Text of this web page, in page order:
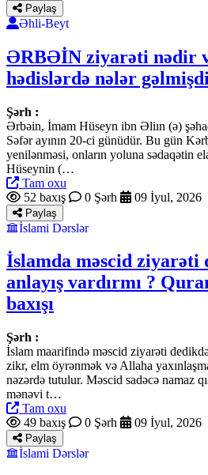
Paylaş
Əhli-Beyt
ƏRBƏİN ziyarəti nədir
hədislərdə nələr
Şərh :
Ərbəin, İmam Hüseyn ibn Əliın (ə)
Səfər ayının 20-ci günüdür. Bu gün
yenilənməsi, onların yoluna sədaqətin
Hüseynin (…
Tam oxu
52 baxış
0 Şərh 09 İyul, 2026
Paylaş
İslami Dərslər
İslamda məscid ziyarəti
anlayış vardırmı ?
baxışı
Şərh :
İslam maarifində məscid ziyarəti
zikr, elm öyrənmək və Allaha
nəzərdə tutulur. Məscid sadəcə namaz
mənəvi t…
Tam oxu
49 baxış
0 Şərh 09 İyul, 2026
Paylaş
İslami Dərslər